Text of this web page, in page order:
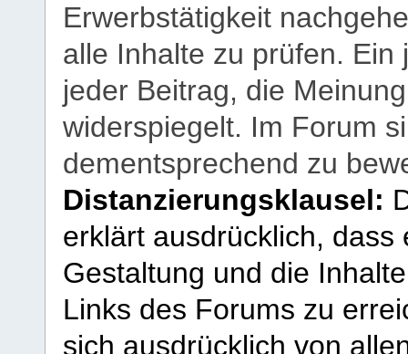
Erwerbstätigkeit
alle Inhalte zu prüfen.
jeder Beitrag, die
widerspiegelt. Im Forum
dementsprechend zu
Distanzierungsklausel:
erklärt ausdrücklich,
Gestaltung und die
Links des Forums zu
sich ausdrücklich von